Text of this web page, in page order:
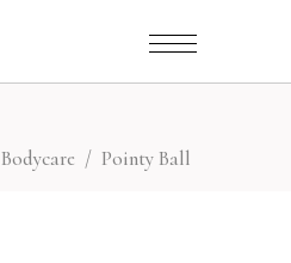
Bodycare / Pointy Ball